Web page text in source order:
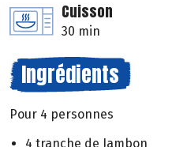
Cuisson
30 min
Ingrédients
Pour 4 personnes
4 tranche de Jambon